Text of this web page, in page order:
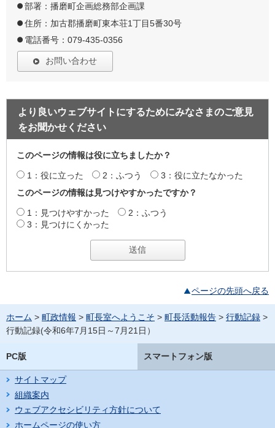
部署：播磨町企画総務部企画課
住所：加古郡播磨町東本荘1丁目5番30号
電話番号：079-435-0356
お問い合わせ
より良いウェブサイトにするためにみなさまのご意見
をお聞かせください
このページの情報は役に立ちましたか？
1：役に立った 2：ふつう
3：役に立たなかった
このページの情報は見つけやすかったですか？
1：見つけやすかった
2：ふつう
3：見つけにくかった
ページの先頭へ戻る
ホーム > 町政情報 > 町長室へようこそ > 町長活動報告 > 行動記録 >
行動記録(令和6年7月15日～7月21日）
PC版 スマートフォン版
サイトマップ
組織案内
ウェブアクセシビリティ方針について
ホームページの使い方